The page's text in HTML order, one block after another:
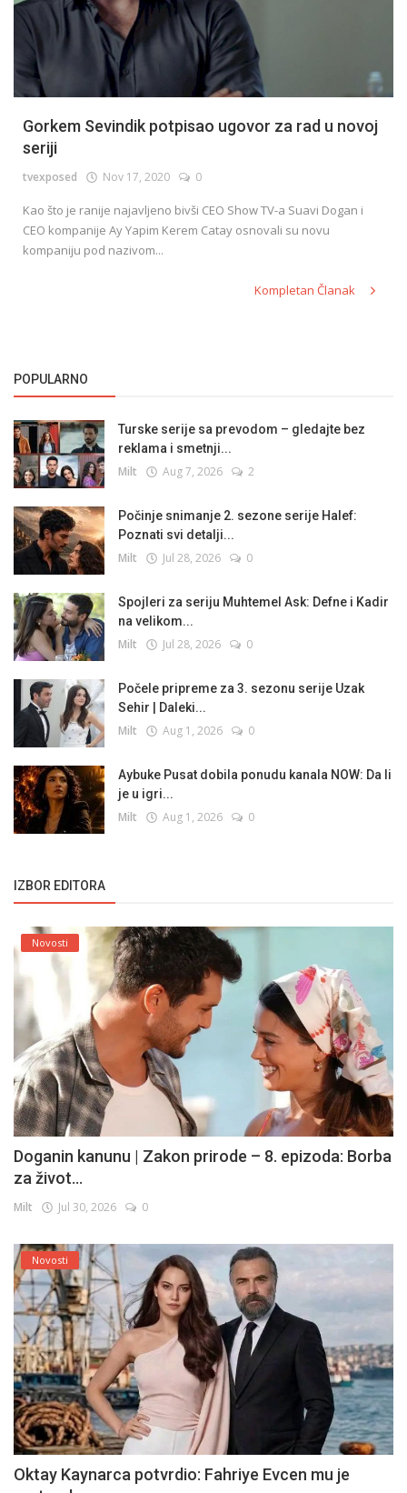
Gorkem Sevindik potpisao ugovor za rad u novoj
seriji
tvexposed Nov 17, 2020 0
Kao što je ranije najavljeno bivši CEO Show TV-a Suavi Dogan i
CEO kompanije Ay Yapim Kerem Catay osnovali su novu
kompaniju pod nazivom...
Kompletan Članak
POPULARNO
Turske serije sa prevodom – gledajte bez
reklama i smetnji...
Milt Aug 7, 2026 2
Počinje snimanje 2. sezone serije Halef:
Poznati svi detalji...
Milt Jul 28, 2026 0
Spojleri za seriju Muhtemel Ask: Defne i Kadir
na velikom...
Milt Jul 28, 2026 0
Počele pripreme za 3. sezonu serije Uzak
Sehir | Daleki...
Milt Aug 1, 2026 0
Aybuke Pusat dobila ponudu kanala NOW: Da li
je u igri...
Milt Aug 1, 2026 0
IZBOR EDITORA
Novosti
Doganin kanunu | Zakon prirode – 8. epizoda: Borba
za život...
Milt Jul 30, 2026 0
Novosti
Oktay Kaynarca potvrdio: Fahriye Evcen mu je